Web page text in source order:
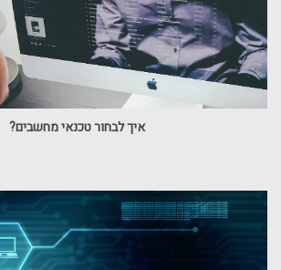
איך לבחור טכנאי מחשבים?